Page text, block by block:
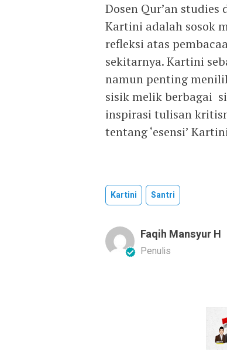
Dosen Qur’an
Kartini adalah sosok
refleksi atas
sekitarnya. Kartini
namun penting
sisik melik berbagai
inspirasi tulisan
tentang ‘esensi’
Kartini Santri
Faqih Mansyur H
Penulis